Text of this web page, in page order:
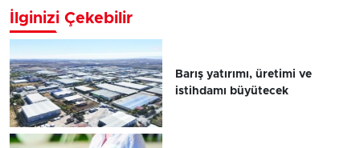
İlginizi Çekebilir
Barış yatırımı, üretimi ve
istihdamı büyütecek